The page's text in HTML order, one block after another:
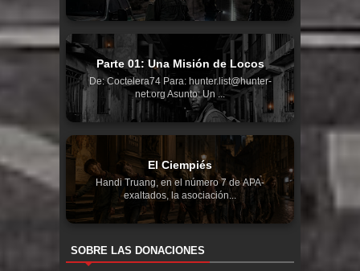
Parte 01: Una Misión de Locos
De: Coctelera74 Para: hunter.list@hunter-
net.org Asunto: Un ...
El Ciempiés
Handi Truang, en el número 7 de APA-
exaltados, la asociación...
SOBRE LAS DONACIONES